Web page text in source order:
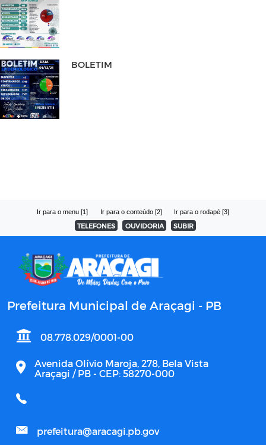
BOLETIM
Ir para o menu [1] Ir para o conteúdo [2] Ir para o rodapé [3]
TELEFONES OUVIDORIA SUBIR
Prefeitura Municipal de Araçagi - PB
08.778.029/0001-00
Avenida Olívio Maroja, 278, Bela Vista
Araçagi / PB - CEP: 58270-000
prefeitura@aracagi.pb.gov